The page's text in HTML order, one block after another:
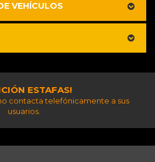
VEHÍCULOS
ESTAFAS!
contacta telefónicamente a sus
usuarios.